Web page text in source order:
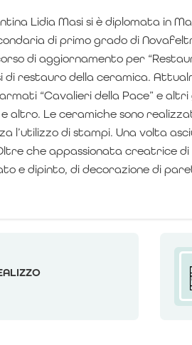
Lidia Masi si è diplomata in
di primo grado di
di aggiornamento per
restauro della ceramica.
“Cavalieri della Pace” e
e altro. Le ceramiche sono
l’utilizzo di stampi. Una volta
che appassionata creatrice
e dipinto, di decorazione di